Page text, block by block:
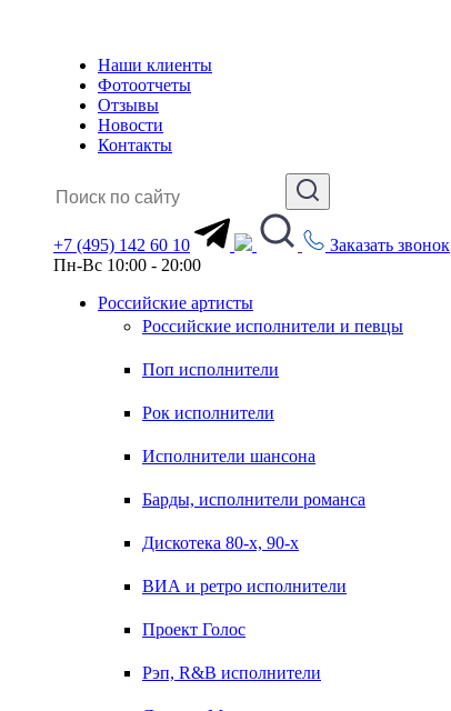
Наши клиенты
Фотоотчеты
Отзывы
Новости
Контакты
+7 (495) 142 60 10
Заказать звонок
Пн-Вс 10:00 - 20:00
Российские артисты
Российские исполнители и певцы
Поп исполнители
Рок исполнители
Исполнители шансона
Барды, исполнители романса
Дискотека 80-х, 90-х
ВИА и ретро исполнители
Проект Голос
Рэп, R&B исполнители